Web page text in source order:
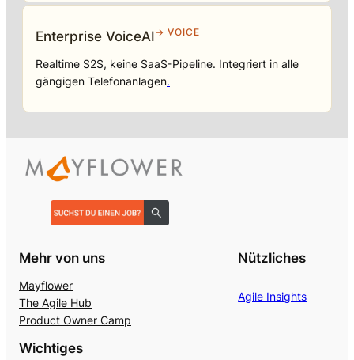
Enterprise VoiceAI→ VOICE
Realtime S2S, keine SaaS-Pipeline. Integriert in alle
gängigen Telefonanlagen.
Mehr von uns
Mayflower
The Agile Hub
Product Owner Camp
Nützliches
Agile Insights
Wichtiges